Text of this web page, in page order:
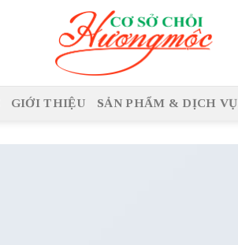
GIỚI THIỆU SẢN PHẨM & DỊCH VỤ